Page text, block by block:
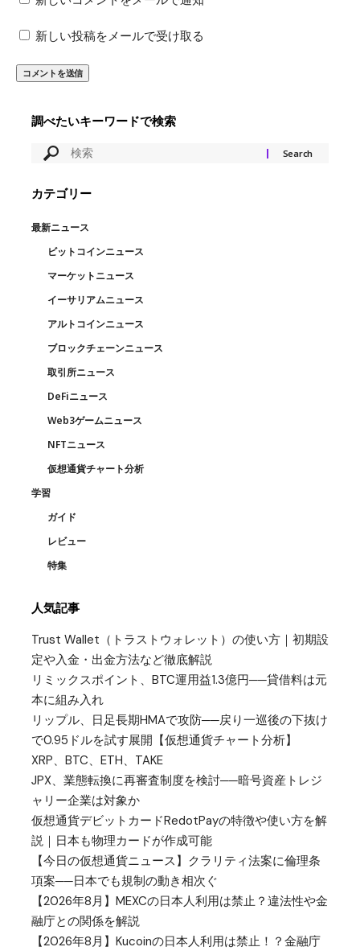
新しい投稿をメールで受け取る
調べたいキーワードで検索
カテゴリー
最新ニュース
ビットコインニュース
マーケットニュース
イーサリアムニュース
アルトコインニュース
ブロックチェーンニュース
取引所ニュース
DeFiニュース
Web3ゲームニュース
NFTニュース
仮想通貨チャート分析
学習
ガイド
レビュー
特集
人気記事
Trust Wallet（トラストウォレット）の使い方｜初期設
定や入金・出金方法など徹底解説
リミックスポイント、BTC運用益1.3億円──貸借料は元
本に組み入れ
リップル、日足長期HMAで攻防──戻り一巡後の下抜け
で0.95ドルを試す展開【仮想通貨チャート分析】
XRP、BTC、ETH、TAKE
JPX、業態転換に再審査制度を検討──暗号資産トレジ
ャリー企業は対象か
仮想通貨デビットカードRedotPayの特徴や使い方を解
説｜日本も物理カードが作成可能
【今日の仮想通貨ニュース】クラリティ法案に倫理条
項案──日本でも規制の動き相次ぐ
【2026年8月】MEXCの日本人利用は禁止？違法性や金
融庁との関係を解説
【2026年8月】Kucoinの日本人利用は禁止！？金融庁